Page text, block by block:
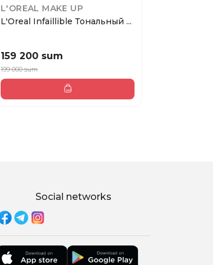
L'OREAL MAKE UP
L'Oreal Infaillible Тональный ...
159 200 sum
199 000 sum
Social networks